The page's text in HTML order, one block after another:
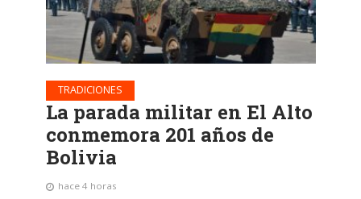
TRADICIONES
La parada militar en El Alto
conmemora 201 años de
Bolivia
hace 4 horas